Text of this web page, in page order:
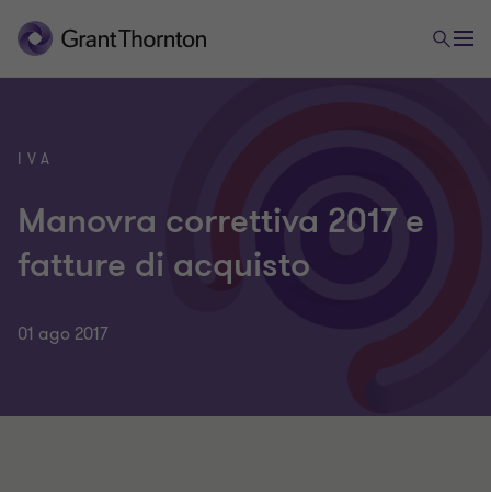
IVA
Manovra correttiva 2017 e
fatture di acquisto
01 ago 2017